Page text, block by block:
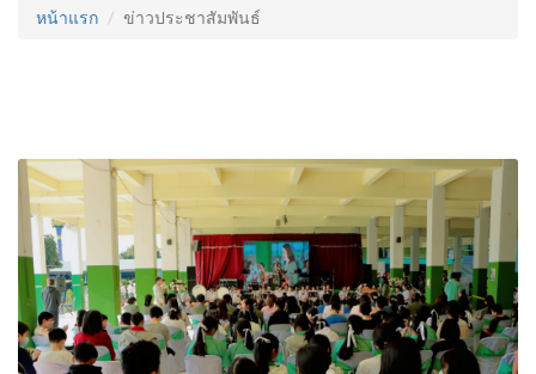
หน้าแรก ข่าวประชาสัมพันธ์